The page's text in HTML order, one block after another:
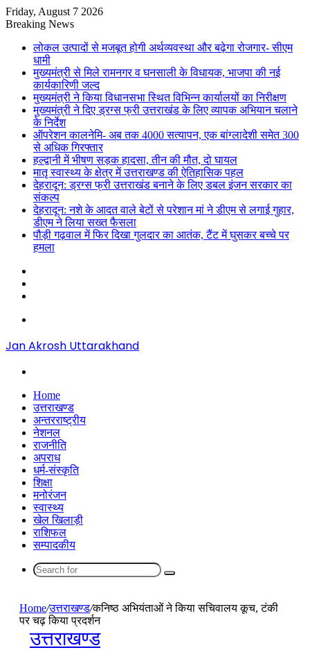
Friday, August 7 2026
Breaking News
लोकल उत्पादों से मजबूत होगी अर्थव्यवस्था और बढ़ेगा रोजगार- सीएम
धामी
मुख्यमंत्री से मिले रामनगर व घनसाली के विधायक, भाजपा की नई
कार्यकारिणी जल्द
मुख्यमंत्री ने किया विधानसभा स्थित विभिन्न कार्यालयों का निरीक्षण
मुख्यमंत्री ने दिए ड्रग्स फ्री उत्तराखंड के लिए व्यापक अभियान चलाने
के निर्देश
ऑपरेशन कालनेमि- अब तक 4000 सत्यापन, एक बांग्लादेशी समेत 300
से अधिक गिरफ्तार
हल्द्वानी में भीषण सड़क हादसा, तीन की मौत, दो घायल
मातृ स्वास्थ्य के क्षेत्र में उत्तराखण्ड की ऐतिहासिक पहल
देहरादून: ड्रग्स फ्री उत्तराखंड बनाने के लिए डबल इंजन सरकार का
संकल्प
देहरादून: नशे के आदत वाले बेटों से परेशान मां ने डीएम से लगाई गुहार,
डीएम ने लिया सख्त फैसला
पौड़ी गढ़वाल में फिर दिखा गुलदार का आतंक, टैंट में घुसकर बच्चे पर
हमला
Jan Akrosh Uttarakhand
Home
उत्तराखण्ड
अन्तरराष्ट्रीय
नेशनल
राजनीति
अपराध
धर्म-संस्कृति
शिक्षा
मनोरंजन
स्वास्थ्य
खेल खिलाड़ी
राशिफल
सम्पादकीय
Search
Home/उत्तराखण्ड/कनिष्ठ अभियंताओं ने किया सचिवालय कूच, टंकी
पर चढ़ किया प्रदर्शन
उत्तराखण्ड